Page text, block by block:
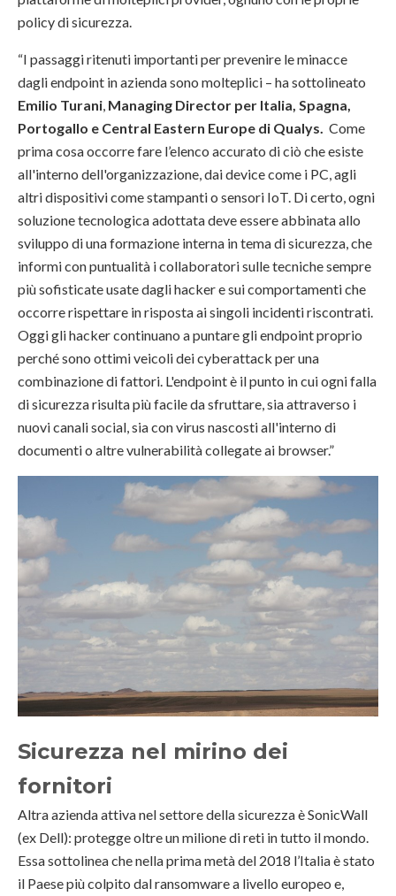
policy di sicurezza.
“I passaggi ritenuti importanti per prevenire le minacce
dagli endpoint in azienda sono molteplici – ha sottolineato
Emilio Turani Managing Director per Italia, Spagna,
Portogallo e Central Eastern Europe di Qualys. Come
prima cosa occorre fare l’elenco accurato di ciò che esiste
all'interno dell'organizzazione, dai device come i PC, agli
altri dispositivi come stampanti o sensori IoT. Di certo, ogni
soluzione tecnologica adottata deve essere abbinata allo
sviluppo di una formazione interna in tema di sicurezza, che
informi con puntualità i collaboratori sulle tecniche sempre
più sofisticate usate dagli hacker e sui comportamenti che
occorre rispettare in risposta ai singoli incidenti riscontrati.
Oggi gli hacker continuano a puntare gli endpoint proprio
perché sono ottimi veicoli dei cyberattack per una
combinazione di fattori. L'endpoint è il punto in cui ogni falla
di sicurezza risulta più facile da sfruttare, sia attraverso i
nuovi canali social, sia con virus nascosti all'interno di
documenti o altre vulnerabilità collegate ai browser.”
Sicurezza nel mirino dei
fornitori
Altra azienda attiva nel settore della sicurezza è SonicWall
(ex Dell): protegge oltre un milione di reti in tutto il mondo.
Essa sottolinea che nella prima metà del 2018 l’Italia è stato
il Paese più colpito dal ransomware a livello europeo e,